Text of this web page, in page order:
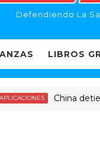
Defendiendo La
LIBROS
China detiene a